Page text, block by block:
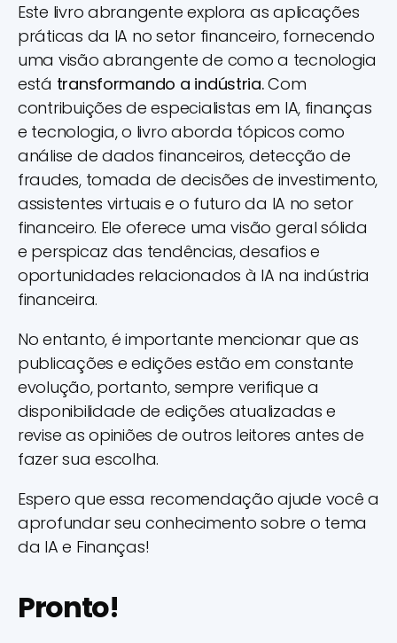
Este livro abrangente explora as aplicações
práticas da IA no setor financeiro, fornecendo
uma visão abrangente de como a tecnologia
está transformando a indústria.Com
contribuições de especialistas em IA, finanças
e tecnologia, o livro aborda tópicos como
análise de dados financeiros, detecção de
fraudes, tomada de decisões de investimento,
assistentes virtuais e o futuro da IA no setor
financeiro. Ele oferece uma visão geral sólida
e perspicaz das tendências, desafios e
oportunidades relacionados à IA na indústria
financeira.
No entanto, é importante mencionar que as
publicações e edições estão em constante
evolução, portanto, sempre verifique a
disponibilidade de edições atualizadas e
revise as opiniões de outros leitores antes de
fazer sua escolha.
Espero que essa recomendação ajude você a
aprofundar seu conhecimento sobre o tema
da IA e Finanças!
Pronto!